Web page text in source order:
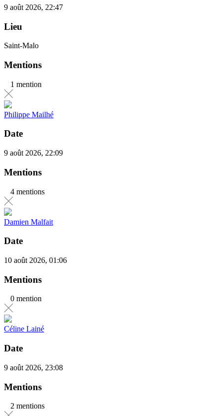
9 août 2026, 22:47
Lieu
Saint-Malo
Mentions
1 mention
Philippe Mailhé
Date
9 août 2026, 22:09
Mentions
4 mentions
Damien Malfait
Date
10 août 2026, 01:06
Mentions
0 mention
Céline Lainé
Date
9 août 2026, 23:08
Mentions
2 mentions